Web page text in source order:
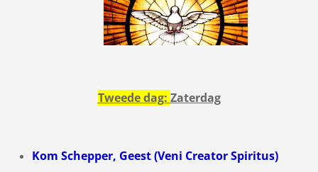
Tweede dag: Zaterdag
Kom Schepper, Geest (Veni Creator Spiritus)